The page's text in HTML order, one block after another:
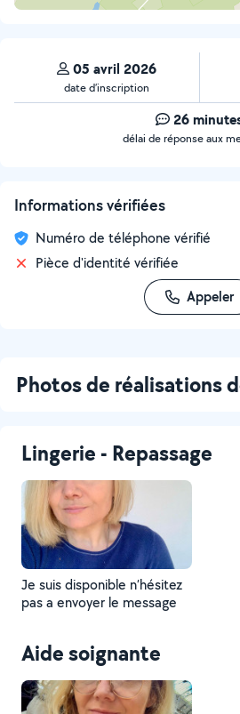
05 avril 2026
date d’inscription
26
délai de réponse aux
Informations vérifiées
Numéro de téléphone vérifié
Pièce d'identité vérifiée
Appeler
Photos de réalisations
Lingerie - Repassage
Je suis disponible n’hésitez
pas a envoyer le message
Aide soignante